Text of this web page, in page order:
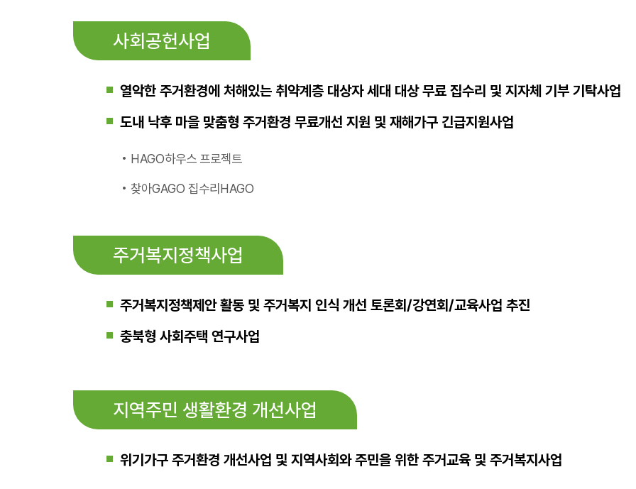
사회공헌사업
열악한 주거환경에 처해있는 취약계층 대상자 세대 대상 무료 집수리 및 지자체 기부 기탁사업
도내 낙후 마을 맞춤형 주거환경 무료개선 지원 및 재해가구 긴급지원사업
• HAGO하우스 프로젝트
• 찾아GAGO 집수리HAGO
주거복지정책사업
주거복지정책제안 활동 및 주거복지 인식 개선 토론회/강연회/교육사업 추진
충북형 사회주택 연구사업
지역주민 생활환경 개선사업
위기가구 주거환경 개선사업 및 지역사회와 주민을 위한 주거교육 및 주거복지사업